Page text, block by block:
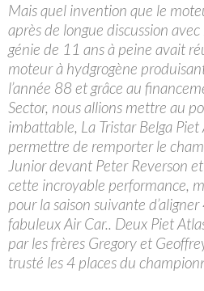
Mais quel invention que le
après de longue discussion
génie de 11 ans à peine avait
moteur à hydgrogène
l’année 88 et grâce au
Sector, nous allions mettre au
imbattable, La Tristar Belga
permettre de remporter le
Junior devant Peter Reverson
cette incroyable performance,
pour la saison suivante
fabuleux Air Car.. Deux Piet
par les frères Gregory et
trusté les 4 places du